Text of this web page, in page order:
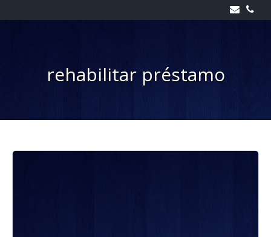
to
rehabilitar préstamo